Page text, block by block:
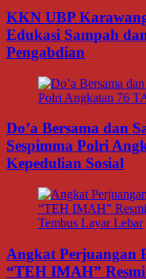
KKN UBP
Edukasi Sampah
Pengabdian
Do’a Bersama dan
Sespimma Polri
Kepedulian Sosial
Angkat Perjuangan
“TEH IMAH”